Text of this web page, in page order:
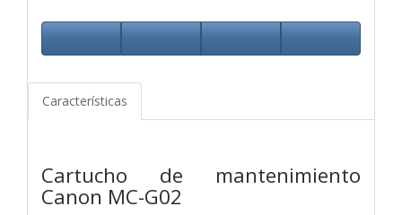
Características
Cartucho de mantenimiento
Canon MC-G02